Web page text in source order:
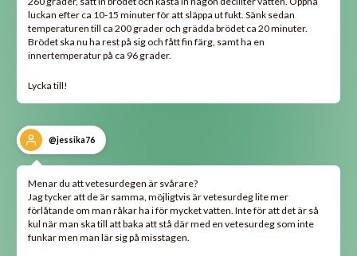
luckan efter ca 10-15 minuter för att släppa ut fukt. Sänk sedan
temperaturen till ca 200 grader och grädda brödet ca 20 minuter.
Brödet ska nu ha rest på sig och fått fin färg, samt ha en
innertemperatur på ca 96 grader.
Lycka till!
@jessika76
Menar du att vetesurdegen är svårare?
Jag tycker att de är samma, möjligtvis är vetesurdeg lite mer
förlåtande om man råkar ha i för mycket vatten. Inte för att det är så
kul när man ska till att baka att stå där med en vetesurdeg som inte
funkar men man lär sig på misstagen.